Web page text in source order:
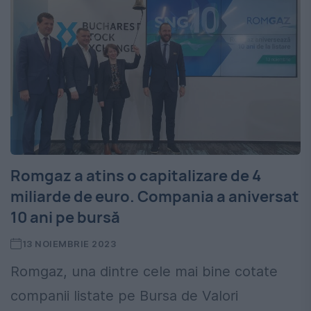
Romgaz a atins o capitalizare de 4
miliarde de euro. Compania a aniversat
10 ani pe bursă
13 NOIEMBRIE 2023
Romgaz, una dintre cele mai bine cotate
companii listate pe Bursa de Valori